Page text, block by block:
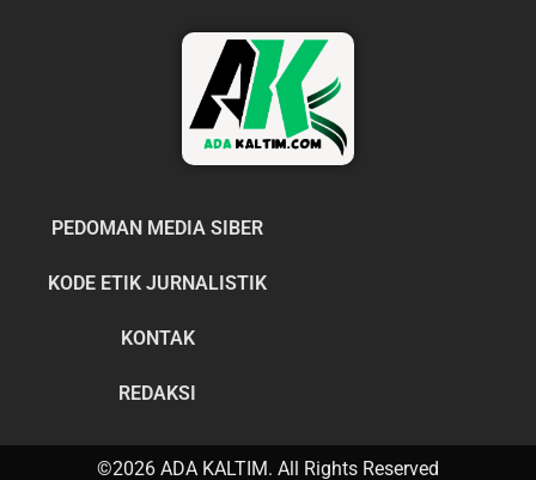
PEDOMAN MEDIA SIBER
KODE ETIK JURNALISTIK
KONTAK
REDAKSI
©2026 ADA KALTIM. All Rights Reserved